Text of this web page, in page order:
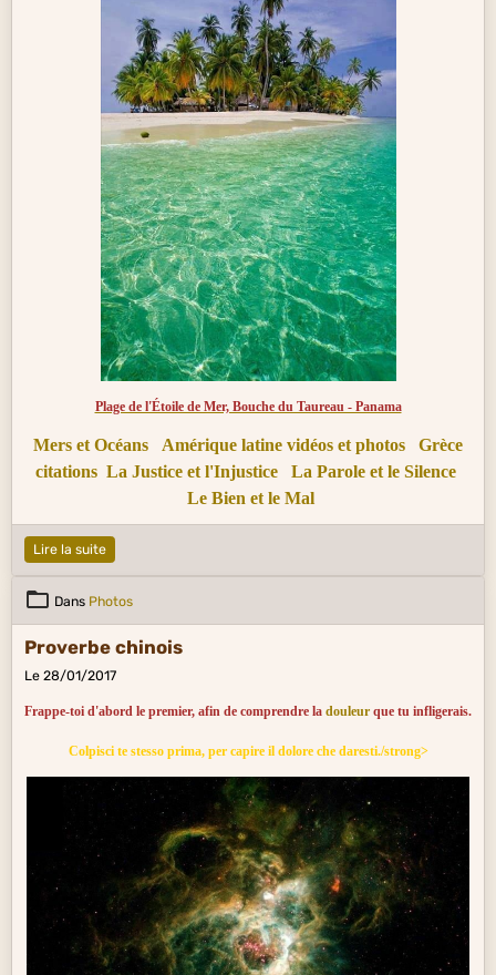
Plage de l'Étoile de Mer, Bouche du Taureau - Panama
Mers et Océans Amérique latine vidéos et photos
Grèce
citations La Justice et l'Injustice
La Parole et le Silence
Le Bien et le Mal
Lire la suite
Dans Photos
Proverbe chinois
Le 28/01/2017
Frappe-toi d'abord le premier, afin de comprendre la douleur que tu infligerais.
Colpisci te stesso prima, per capire il dolore che daresti./strong>